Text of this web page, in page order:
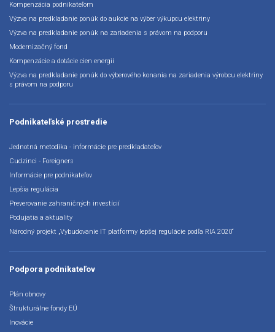
Kompenzácia podnikateľom
Výzva na predkladanie ponúk do aukcie na výber výkupcu elektriny
Výzva na predkladanie ponúk na zariadenia s právom na podporu
Modernizačný fond
Kompenzácie a dotácie cien energií
Výzva na predkladanie ponúk do výberového konania na zariadenia výrobcu elektriny
s právom na podporu
Podnikateľské prostredie
Jednotná metodika - informácie pre predkladateľov
Cudzinci - Foreigners
Informácie pre podnikateľov
Lepšia regulácia
Preverovanie zahraničných investícií
Podujatia a aktuality
Národný projekt „Vybudovanie IT platformy lepšej regulácie podľa RIA 2020“
Podpora podnikateľov
Plán obnovy
Štrukturálne fondy EÚ
Inovácie